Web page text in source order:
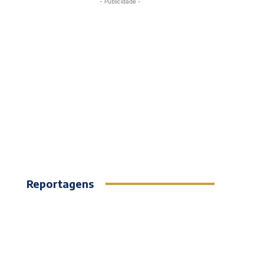
Reportagens